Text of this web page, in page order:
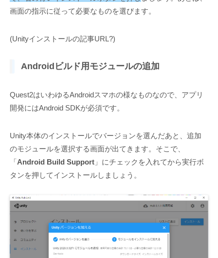
画面の指示に従って必要なものを選びます。
(Unityインストールの記事URL?)
Androidビルド用モジュールの追加
Quest2はいわゆるAndroidスマホの様なものなので、アプリ
開発にはAndroid SDKが必須です。
Unity本体のインストールでバージョンを選んだあと、追加
のモジュールを選択する画面が出てきます。そこで、
「Android Build Support 」にチェックを入れてから実行ボ
タンを押してインストールしましょう。